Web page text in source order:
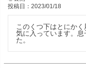
投稿日
2023/01/18
このくつ下はとにか
気に入っています。
た。